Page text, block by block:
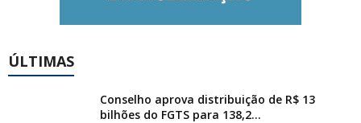
ÚLTIMAS
Conselho aprova distribuição de R$ 13
bilhões do FGTS para 138,2...